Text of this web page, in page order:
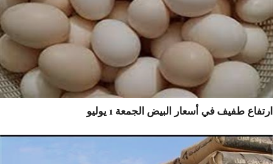
طفيف في أسعار البيض الجمعة 1 يوليو